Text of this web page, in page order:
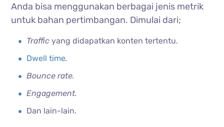
Anda bisa menggunakan berbagai jenis metrik
untuk bahan pertimbangan. Dimulai dari;
Trafficyang didapatkan konten tertentu.
Dwell time.
Bounce rate.
Engagement.
Dan lain-lain.